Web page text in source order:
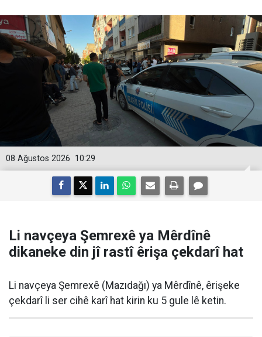
10:29
08 Ağustos 2026
Li navçeya Şemrexê ya Mêrdînê
dikaneke din jî rastî êrişa çekdarî hat
Li navçeya Şemrexê (Mazıdağı) ya Mêrdînê, êrişeke
çekdarî li ser cihê karî hat kirin ku 5 gule lê ketin.